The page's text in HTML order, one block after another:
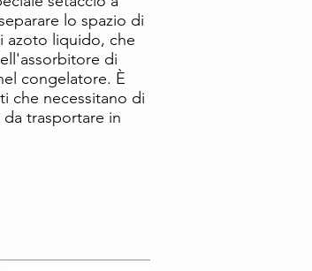
lo spazio di
azoto liquido, che
di
congelatore. È
che necessitano di
trasportare in